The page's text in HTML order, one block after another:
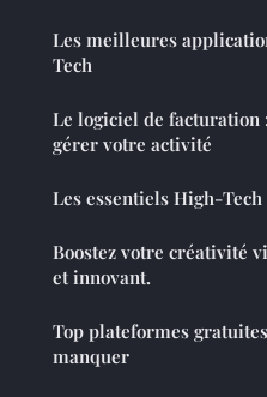
Les meilleures
Tech
Le logiciel de facturation
gérer votre activité
Les essentiels High-
Boostez votre créativité
et innovant.
Top plateformes
manquer